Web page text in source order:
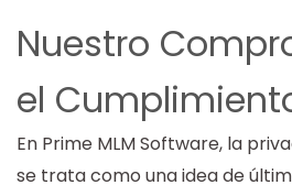
Nuestro
el
En Prime MLM Software, la
se trata como una idea de